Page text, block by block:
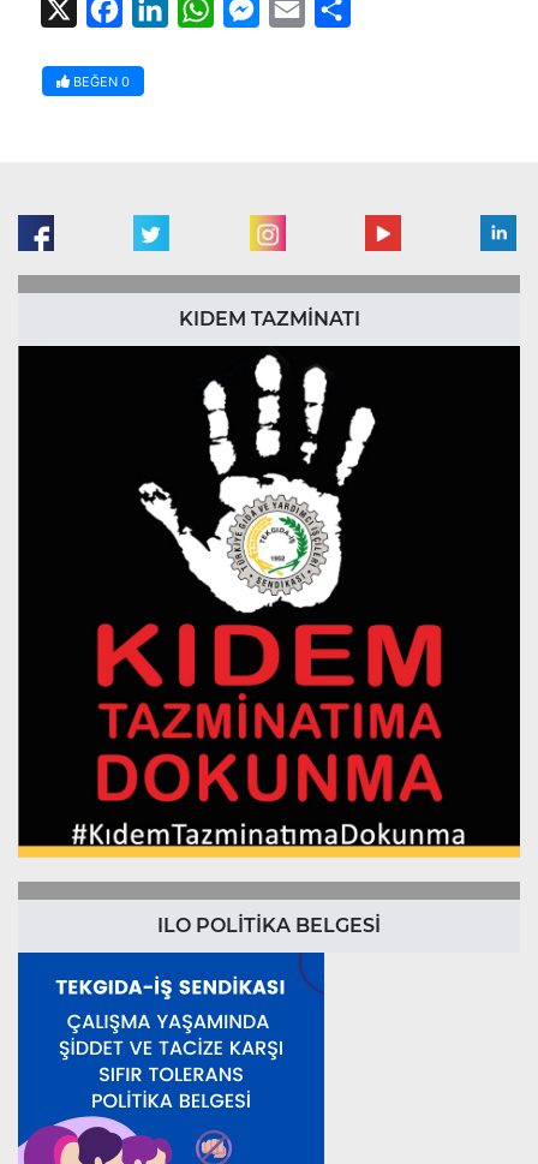
FacebookLinkedInWhatsAppMessenger
Email
BEĞEN 0
KIDEM TAZMİNATI
ILO POLİTİKA BELGESİ